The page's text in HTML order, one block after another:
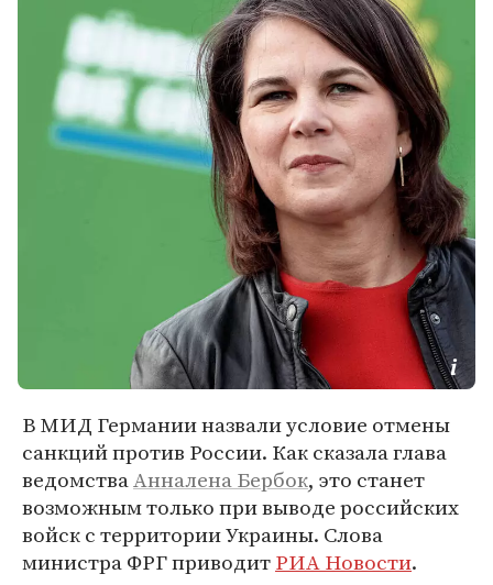
В МИД Германии назвали условие отмены
санкций против России. Как сказала глава
ведомстваАнналена Бербок, это станет
возможным только при выводе российских
войск с территории Украины. Слова
министра ФРГ приводитРИА Новости.